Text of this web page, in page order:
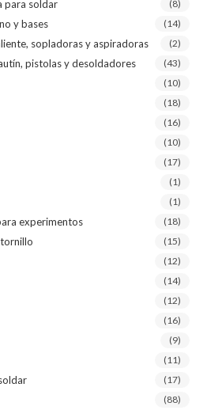
para soldar (8)
y bases (14)
sopladoras y aspiradoras (2)
pistolas y desoldadores (43)
(10)
(18)
(16)
(10)
(17)
(1)
(1)
experimentos (18)
(15)
(12)
(14)
(12)
(16)
(9)
(11)
(17)
(88)